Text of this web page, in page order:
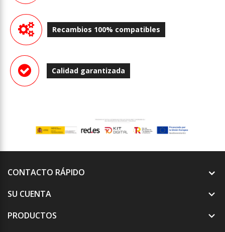
Recambios 100% compatibles
Calidad garantizada
CONTACTO RÁPIDO
SU CUENTA

PRODUCTOS 